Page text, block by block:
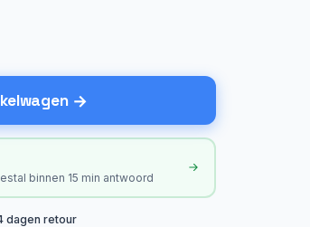
binnen 15 min antwoord
dagen retour